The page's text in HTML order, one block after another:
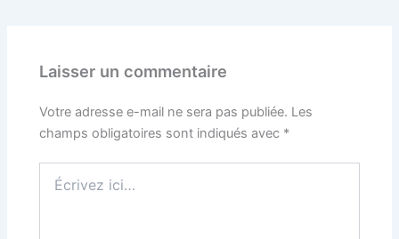
Laisser un commentaire
Votre adresse e-mail ne sera pas publiée. Les
champs obligatoires sont indiqués avec *
ici…